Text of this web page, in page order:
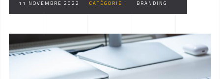
11 NOVEMBRE 2022 CATÉGORIE : BRANDING